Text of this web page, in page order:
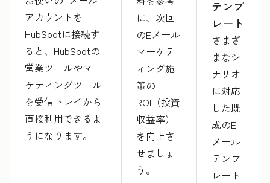
アカウントを
HubSpotに接続す
ると、HubSpotの
営業ツールやマー
ケティングツール
を受信トレイから
直接利用できるよ
うになります。
に、次回
のEメール
マーケテ
ィング施
策の
ROI（投資
収益率）
を向上さ
せましょ
う。
テンプ
レート
さまざ
まなシ
ナリオ
に対応
した既
成のE
メール
テンプ
レート